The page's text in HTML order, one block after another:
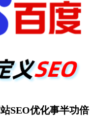
SEO优化事半功倍